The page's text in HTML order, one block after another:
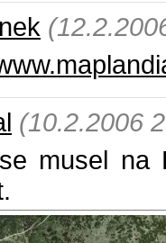
(10.2.2006
musel na